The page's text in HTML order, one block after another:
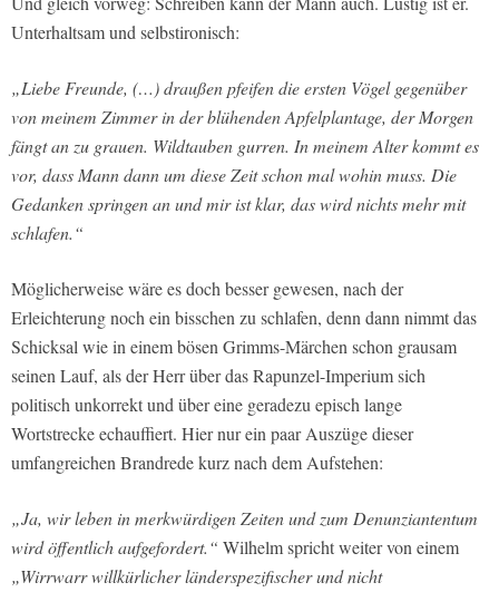
Unterhaltsam und selbstironisch:
„Liebe Freunde, (…) draußen pfeifen die ersten Vögel gegenüber
von meinem Zimmer in der blühenden Apfelplantage, der Morgen
fängt an zu grauen. Wildtauben gurren. In meinem Alter kommt es
vor, dass Mann dann um diese Zeit schon mal wohin muss. Die
Gedanken springen an und mir ist klar, das wird nichts mehr mit
schlafen.“
Möglicherweise wäre es doch besser gewesen, nach der
Erleichterung noch ein bisschen zu schlafen, denn dann nimmt das
Schicksal wie in einem bösen Grimms-Märchen schon grausam
seinen Lauf, als der Herr über das Rapunzel-Imperium sich
politisch unkorrekt und über eine geradezu episch lange
Wortstrecke echauffiert. Hier nur ein paar Auszüge dieser
umfangreichen Brandrede kurz nach dem Aufstehen:
„Ja, wir leben in merkwürdigen Zeiten und zum Denunziantentum
wird öffentlich aufgefordert.“ Wilhelm spricht weiter von einem
„Wirrwarr willkürlicher länderspezifischer und nicht